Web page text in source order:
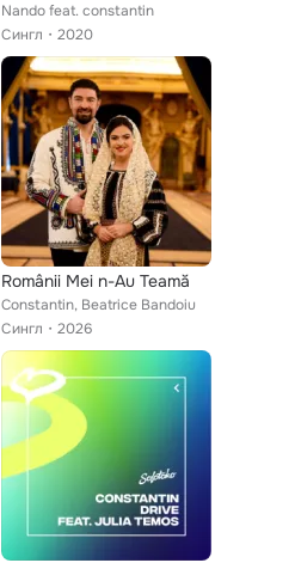
Nando feat. constantin
Сингл
2020
Românii Mei n-Au Teamă
Constantin, Beatrice Bandoiu
Сингл
2026